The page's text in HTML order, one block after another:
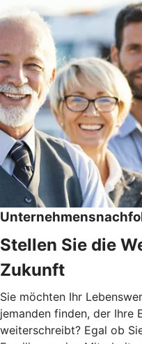
Stellen Sie die
Zukunft
Sie möchten Ihr
jemanden finden, der Ihre
weiterschreibt? Egal ob